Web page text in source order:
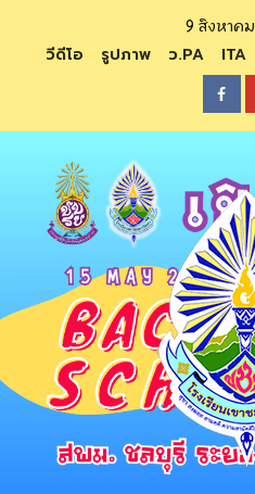
content
9 สิงหาค
วีดีโอ รูปภาพ ว.PA ITA